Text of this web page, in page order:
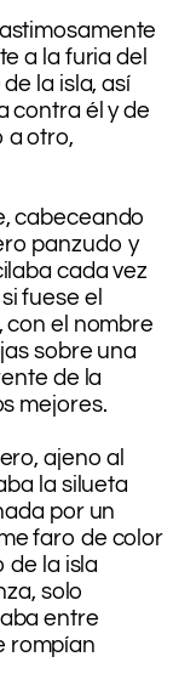
a la furia del
la isla, así
contra él y de
a otro,
cabeceando
panzudo y
cada vez
fuese el
con el nombre
sobre una
de la
mejores.
ajeno al
la silueta
por un
faro de color
de la isla
solo
entre
rompían